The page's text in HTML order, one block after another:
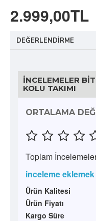
2.999,00TL
DEĞERLENDIRME
İNCELEMELER
KOLU TAKIMI
ORTALAMA
Toplam
inceleme eklemek
Ürün Kalitesi
Ürün Fiyatı
Kargo Süre